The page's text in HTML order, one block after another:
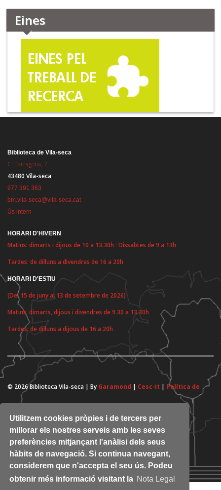
Utilitzem cookies pròpies i de tercers per
millorar els nostres serveis amb les seves
preferències mitjançant l'anàlisi dels seus
hàbits de navegació. Si continua navegant,
considerem que n'accepta el seu ús. Podeu
obtenir més informació visitant la Nota Legal
Eines
Biblioteca de Vila-seca
C. Tarragona, 7
43480 Vila-seca
977 391 363
bm.vila-seca@vila-seca.cat
Ús intern
HORARI D'HIVERN
Matins: dimarts i dijous de 10 a 13.30h · Dissabtes de 9 a 13h
Tardes: de dilluns a divendres de 16 a 20h
HORARI D'ESTIU
(Del 15 de juny al 13 de setembre de 2026)
Matins: dimarts, dijous i divendres de 9.30 a 13.30h
Tardes: de dilluns a dijous de 16 a 20h
© 2026 Biblioteca Vila-seca | By Garamond | Cesc-it | Política de